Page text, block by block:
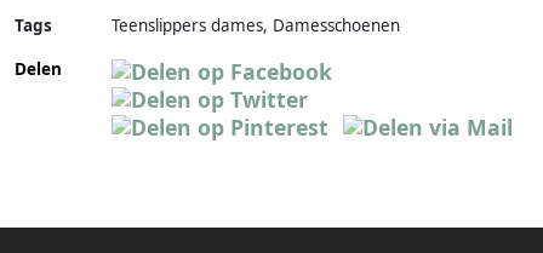
Tags
Teenslippers dames, Damesschoenen
Delen